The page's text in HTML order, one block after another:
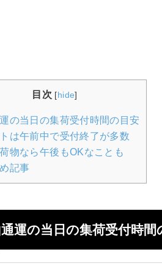
目次 [hide]
の当日の集荷受付時間の目安
は午前中で受付終了が多数
物なら午後もOKなことも
記事
運の当日の集荷受付時間